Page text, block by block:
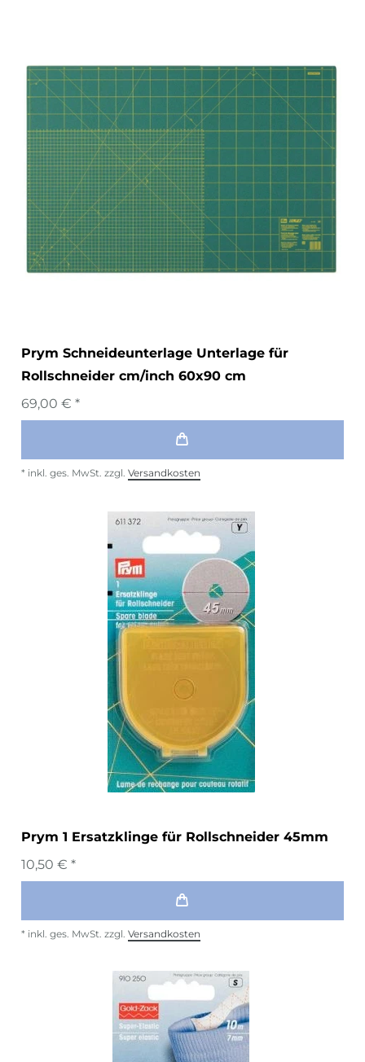
Prym Schneideunterlage Unterlage für
Rollschneider cm/inch 60x90 cm
69,00 € *
* inkl. ges. MwSt. zzgl. Versandkosten
Prym 1 Ersatzklinge für Rollschneider 45mm
10,50 € *
* inkl. ges. MwSt. zzgl. Versandkosten